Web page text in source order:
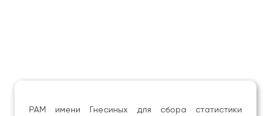
РАМ имени Гнесиных для сбора статистики